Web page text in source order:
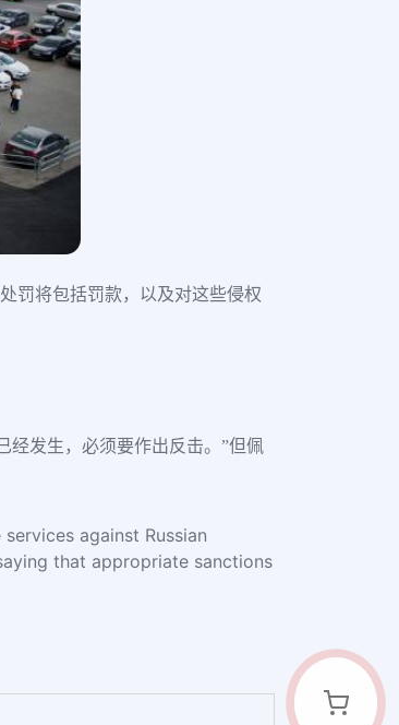
罚将包括罚款，以及对这些侵权
经发生，必须要作出反击。”但佩
against Russian
that appropriate sanctions